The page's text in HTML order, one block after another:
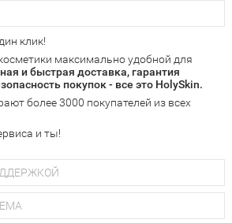
осуществляется ужена
получитьбесплатную
доставки и оплаты в Вашем городе
(
(Альфа-банк, Сбербанк) и другими
клик!
максимально удобной для
и быстрая доставка, гарантия
покупок - все это HolySkin.
более 3000 покупателей из всех
и ты!
на все Ваши вопросы по работе
по товарам, рассказать о